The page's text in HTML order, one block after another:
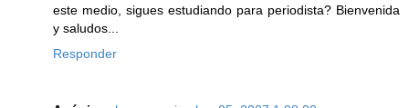
este medio, sigues estudiando para periodista? Bienvenida
y saludos...
Responder